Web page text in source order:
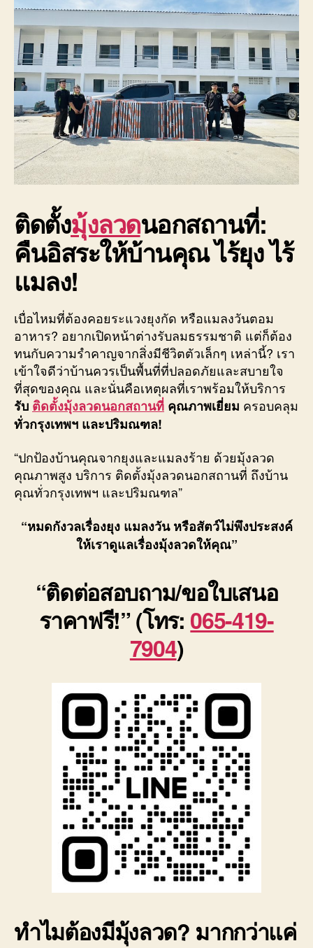
ติดตั้งมุ้งลวดนอกสถานที่:
คืนอิสระให้บ้านคุณ ไร้ยุง ไร้
แมลง!
เบื่อไหมที่ต้องคอยระแวงยุงกัด หรือแมลงวันตอม
อาหาร? อยากเปิดหน้าต่างรับลมธรรมชาติ แต่ก็ต้อง
ทนกับความรำคาญจากสิ่งมีชีวิตตัวเล็กๆ เหล่านี้? เรา
เข้าใจดีว่าบ้านควรเป็นพื้นที่ที่ปลอดภัยและสบายใจ
ที่สุดของคุณ และนั่นคือเหตุผลที่เราพร้อมให้บริการ
รับ ติดตั้งมุ้งลวดนอกสถานที่ คุณภาพเยี่ยม ครอบคลุม
ทั่วกรุงเทพฯ และปริมณฑล!
“ปกป้องบ้านคุณจากยุงและแมลงร้าย ด้วยมุ้งลวด
คุณภาพสูง บริการ ติดตั้งมุ้งลวดนอกสถานที่ ถึงบ้าน
คุณทั่วกรุงเทพฯ และปริมณฑล”
“หมดกังวลเรื่องยุง แมลงวัน หรือสัตว์ไม่พึงประสงค์
ให้เราดูแลเรื่องมุ้งลวดให้คุณ”
“ติดต่อสอบถาม/ขอใบเสนอ
ราคาฟรี!” (โทร: 065-419-
7904)
ทำไมต้องมีมุ้งลวด? มากกว่าแค่